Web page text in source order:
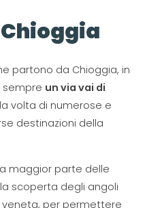
partono da Chioggia, in
sempre un via vai di
volta di numerose e
destinazioni della
maggior parte delle
scoperta degli angoli
per permettere